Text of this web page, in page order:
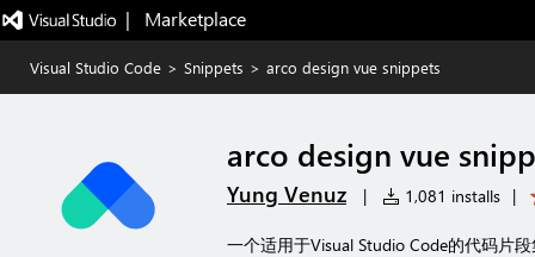
|   Marketplace
Visual Studio Code > Snippets > arco design vue snippets
arco design vue
Yung Venuz | 1,081 installs |
一个适用于Visual Studio Code的代码片